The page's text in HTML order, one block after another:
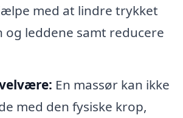
med at lindre trykket
og leddene samt reducere
En massør kan ikke
med den fysiske krop,